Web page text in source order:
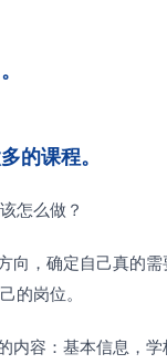
的课程。
怎么做？
向，确定自己真的
的岗位。
内容：基本信息，学